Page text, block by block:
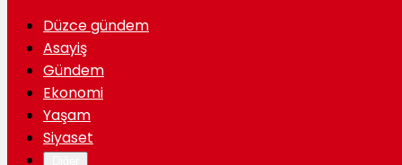
Düzce gündem
Asayiş
Gündem
Ekonomi
Yaşam
Siyaset